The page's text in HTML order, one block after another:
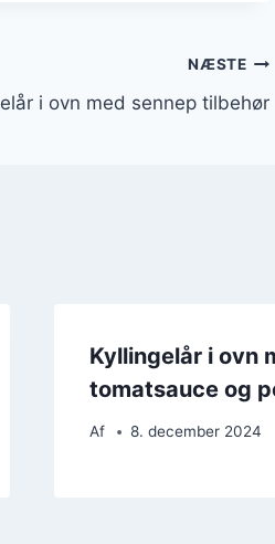
NÆSTE
i ovn med sennep tilbehør
Kyllingelår i ovn
tomatsauce og
Af 8. december 2024